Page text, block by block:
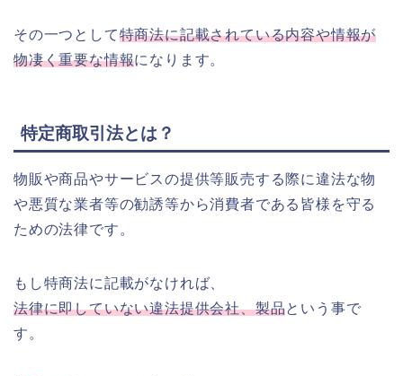
その一つとして特商法に記載されている内容や情報が
物凄く重要な情報になります。
特定商取引法とは？
物販や商品やサービスの提供等販売する際に違法な物
や悪質な業者等の勧誘等から消費者である皆様を守る
ための法律です。
もし特商法に記載がなければ、
法律に即していない違法提供会社、製品という事で
す。